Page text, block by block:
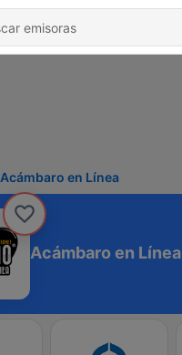
Acámbaro en Línea
Acámbaro en Línea